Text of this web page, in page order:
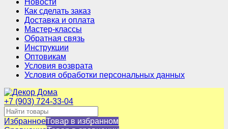
Новости
Как сделать заказ
Доставка и оплата
Мастер-классы
Обратная связь
Инструкции
Оптовикам
Условия возврата
Условия обработки персональных данных
+7 (903) 724-33-04
ИзбранноеТовар в избранном